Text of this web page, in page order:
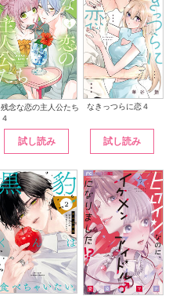
残念な恋の主人公たち
４
試し読み
なきっつらに恋４
試し読み